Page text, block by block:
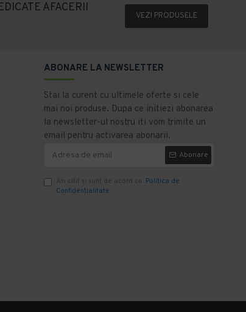
AFACERII
VEZI PRODUSELE
ABONARE LA NEWSLETTER
Stai la curent cu ultimele oferte si cele
mai noi produse. Dupa ce initiezi abonarea
la newsletter-ul nostru iti vom trimite un
email pentru activarea abonarii.
Abonare
Am citit şi sunt de acord cu Politica de
Confidentialitate